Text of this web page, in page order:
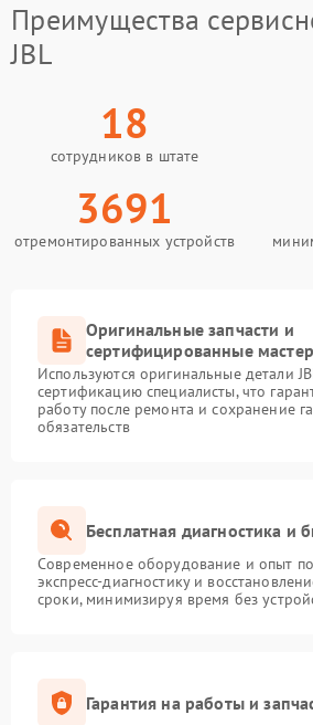
Преимущества
JBL
18
сотрудников в штате
3691
отремонтированных устройств
Оригинальные запчасти и
сертифицированные
Используются оригинальные детали
сертификацию специалисты, что
работу после ремонта и сохранение
обязательств
Бесплатная диагностика и
Современное оборудование и опыт
экспресс-диагностику и
сроки, минимизируя время без
Гарантия на работы и